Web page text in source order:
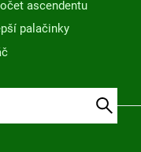
ascendentu
palačinky